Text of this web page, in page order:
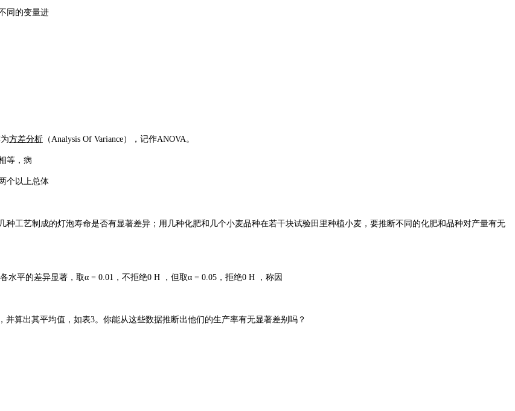
同的变量进
方差分析 （Analysis Of Variance），记作ANOVA。
等，病
个以上总体
工艺制成的灯泡寿命是否有显著差异；用几种化肥和几个小麦品种在若干块试验田里种植小麦，要推断不同的化肥和品种对产量有无
平的差异显著，取α = 0.01，不拒绝0 H ，但取α = 0.05，拒绝0 H ，称因
算出其平均值，如表3。你能从这些数据推断出他们的生产率有无显著差别吗？